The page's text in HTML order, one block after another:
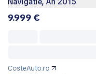
9.999 €
CosteAuto.ro